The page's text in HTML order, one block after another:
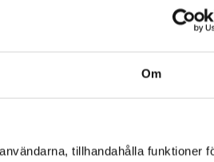
Om
tillhandahålla funktioner
och tekniskt underhåll. Genom vårt